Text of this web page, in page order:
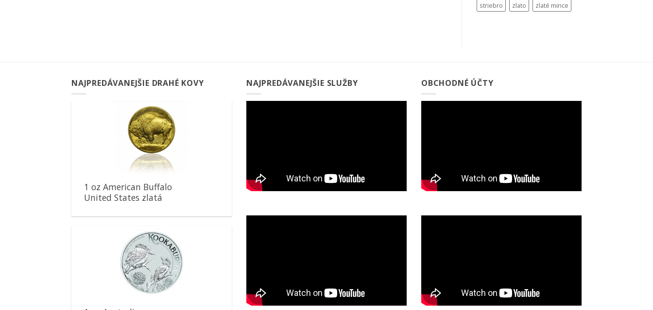
striebro
zlato zlaté mince
NAJPREDÁVANEJŠIE DRAHÉ KOVY
Pridať k
obľúbeným
1 oz American Buffalo
United States zlatá
Pridať k
obľúbeným
NAJPREDÁVANEJŠIE SLUŽBY OBCHODNÉ ÚČTY